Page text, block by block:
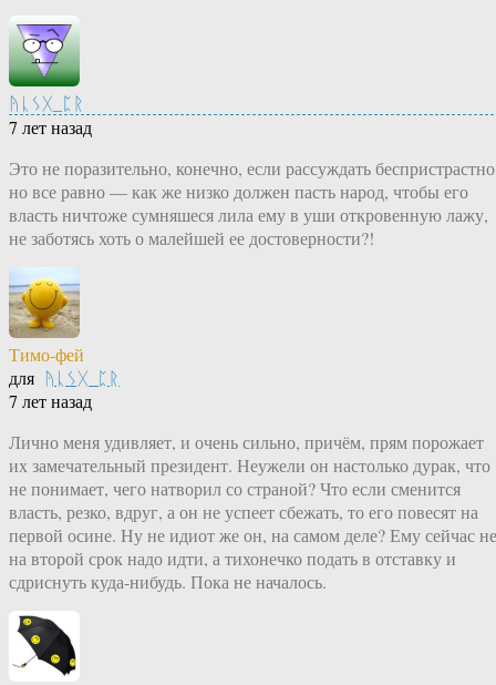
ᚤᚳᛊᚷ_ᛈᚱ
7 лет назад
Это не поразительно, конечно, если рассуждать
но все равно — как же низко должен пасть народ, чтобы его
власть ничтоже сумняшеся лила ему в уши откровенную лажу,
не заботясь хоть о малейшей ее достоверности?!
Тимо-фей
для ᚤᚳᛊᚷ_ᛈᚱ
7 лет назад
Лично меня удивляет, и очень сильно, причём, прям порожает
их замечательный президент. Неужели он настолько дурак, что
не понимает, чего натворил со страной? Что если сменится
власть, резко, вдруг, а он не успеет сбежать, то его повесят на
первой осине. Ну не идиот же он, на самом деле? Ему сейчас не
на второй срок надо идти, а тихонечко подать в отставку и
сдриснуть куда-нибудь. Пока не началось.